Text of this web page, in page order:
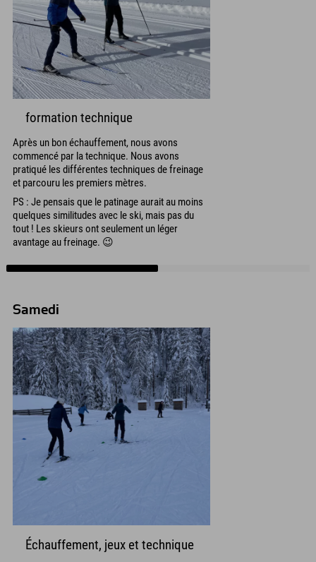
formation technique
Après un bon échauffement, nous avons
commencé par la technique. Nous avons
pratiqué les différentes techniques de freinage
et parcouru les premiers mètres.
PS : Je pensais que le patinage aurait au moins
quelques similitudes avec le ski, mais pas du
tout ! Les skieurs ont seulement un léger
avantage au freinage. 😉
Samedi
Échauffement, jeux et technique